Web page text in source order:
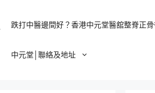
跌打中醫邊間好？香港中元堂醫舘整脊正
中元堂│聯絡及地址